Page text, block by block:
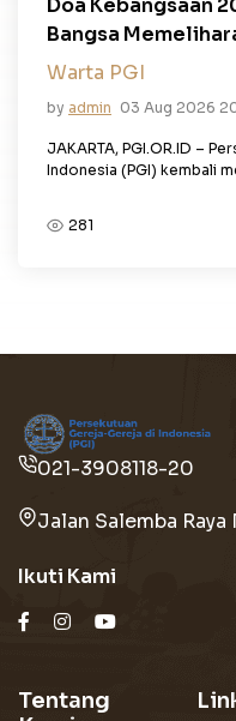
Doa Kebangsaan
Bangsa
Warta PGI
by admin 03 Aug 2026
JAKARTA, PGI.OR.ID –
Indonesia (PGI) kembali
281
021-3908118-20
Jalan Salemba
Ikuti Kami
Tentang